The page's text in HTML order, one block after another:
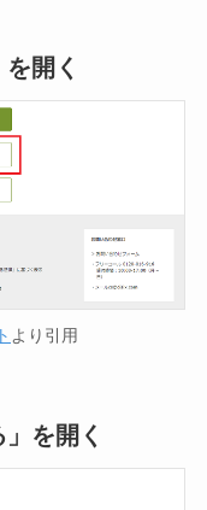
開く
より引用
を開く